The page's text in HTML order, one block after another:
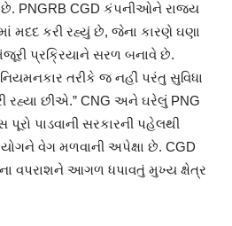
PNGRB CGD કંપનીઓને રાજ્ય
મદદ કરી રહ્યું છે, જેના કારણે ઘણા
પ્રક્રિયાને સરળ બનાવે છે.
તરીકે જ નહીં પરંતુ સુવિધા
રહ્યા છીએ.” CNG અને ઘરેલું PNG
પાડવાની સરકારની પહેલથી
વેગ મળવાની અપેક્ષા છે. CGD
વપરાશને આગળ ધપાવતું મુખ્ય ક્ષેત્ર